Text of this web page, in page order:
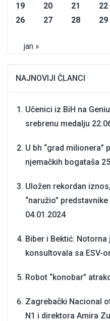
19
20 21 22
26
27 28 29
jan »
NAJNOVIJI ČLANCI
Učenici iz BiH na
srebrenu medalju
U bh “grad milionera”
njemačkih bogataša
Uložen rekordan
“naružio”
04.01.2024
Biber i Bektić: Notorna
konsultovala sa ESV-
Robot “konobar”
Zagrebački Nacional
N1 i direktora Amira